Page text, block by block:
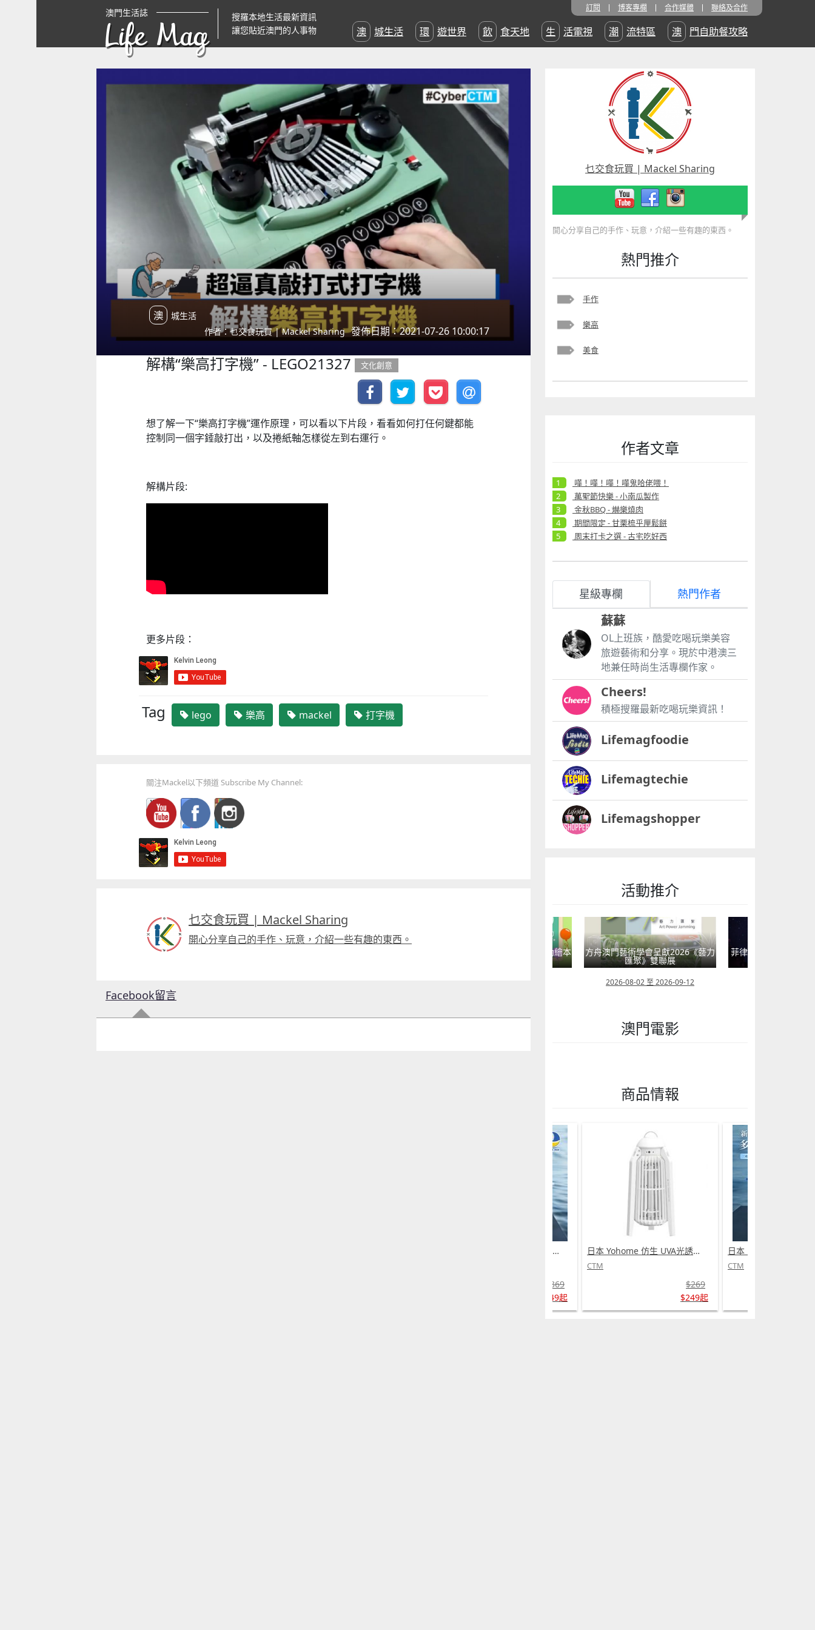
澳門生活誌
Life Mag
搜羅本地生活最新資訊
讓您貼近澳門的人事物
訂閱 博客專欄 合作媒體 聯絡及合作
澳城生活 環遊世界 飲食天地 生活電視 潮流特區 澳門自助餐攻略
澳城生活
作者：乜交食玩買 | Mackel Sharing 發佈日期：2021-07-26 10:00:17
解構“樂高打字機” - LEGO21327 文化創意
想了解一下“樂高打字機”運作原理，可以看以下片段，看看如何打任何鍵都能
控制同一個字錘敲打出，以及捲紙軸怎樣從左到右運行。
解構片段:
更多片段：
Tag lego 樂高 mackel 打字機
關注Mackel以下頻道 Subscribe My Channel:
乜交食玩買 | Mackel Sharing
開心分享自己的手作、玩意，介紹一些有趣的東西。
Facebook留言
乜交食玩買 | Mackel Sharing
開心分享自己的手作、玩意，介紹一些有趣的東西。
熱門推介
手作
樂高
美食
作者文章
嘩！嘩！嘩！嘩鬼哈佬喂！
萬聖節快樂 - 小南瓜製作
金秋BBQ - 爀樂燒肉
期間限定 - 甘栗梳乎厘鬆餅
周末打卡之選 - 古宅吃好西
星級專欄 熱門作者
蘇蘇
OL上班族，酷愛吃喝玩樂美容
旅遊藝術和分享。現於中港澳三
地兼任時尚生活專欄作家。
Cheers!
積極搜羅最新吃喝玩樂資訊！
Lifemagfoodie
Lifemagtechie
Lifemagshopper
活動推介
嬰幼兒親子閱讀推廣活動-嬰幼繪本 方舟澳門藝術學會呈獻2026《藝力
匯聚》雙聯展
2026-08-02 至 2026-09-12
菲律賓亮點文創活動
澳門電影
商品情報
日本 DEAR.MIN 雲感多重軟芯柔托緩壓Peace柔眠枕 (需訂貨)
$369
$349起
日本 Yohome 仿生 UVA光誘電觸滅可放掛立有線無線兩用光感滅蚊機 PRO 2.0 (需訂貨)
CTM
$269
$249起
CTM